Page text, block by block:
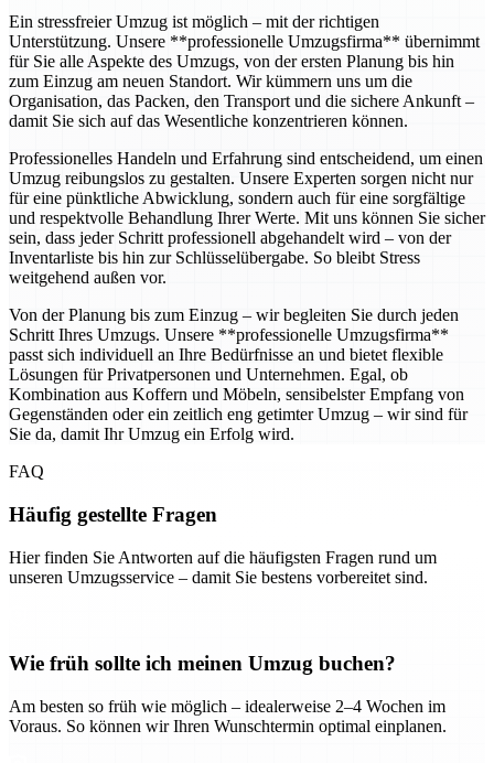
Ein stressfreier Umzug ist möglich – mit der richtigen
Unterstützung. Unsere **professionelle Umzugsfirma** übernimmt
für Sie alle Aspekte des Umzugs, von der ersten Planung bis hin
zum Einzug am neuen Standort. Wir kümmern uns um die
Organisation, das Packen, den Transport und die sichere Ankunft –
damit Sie sich auf das Wesentliche konzentrieren können.
Professionelles Handeln und Erfahrung sind entscheidend, um einen
Umzug reibungslos zu gestalten. Unsere Experten sorgen nicht nur
für eine pünktliche Abwicklung, sondern auch für eine sorgfältige
und respektvolle Behandlung Ihrer Werte. Mit uns können Sie sicher
sein, dass jeder Schritt professionell abgehandelt wird – von der
Inventarliste bis hin zur Schlüsselübergabe. So bleibt Stress
weitgehend außen vor.
Von der Planung bis zum Einzug – wir begleiten Sie durch jeden
Schritt Ihres Umzugs. Unsere **professionelle Umzugsfirma**
passt sich individuell an Ihre Bedürfnisse an und bietet flexible
Lösungen für Privatpersonen und Unternehmen. Egal, ob
Kombination aus Koffern und Möbeln, sensibelster Empfang von
Gegenständen oder ein zeitlich eng getimter Umzug – wir sind für
Sie da, damit Ihr Umzug ein Erfolg wird.
FAQ
Häufig gestellte Fragen
Hier finden Sie Antworten auf die häufigsten Fragen rund um
unseren Umzugsservice – damit Sie bestens vorbereitet sind.
Wie früh sollte ich meinen Umzug buchen?
Am besten so früh wie möglich – idealerweise 2–4 Wochen im
Voraus. So können wir Ihren Wunschtermin optimal einplanen.